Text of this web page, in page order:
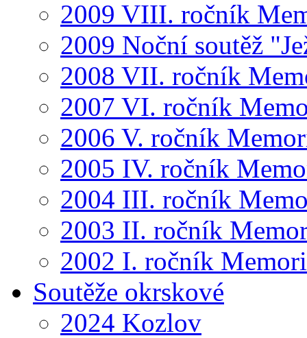
2009 VIII. ročník
2009 Noční soutěž
2008 VII. ročník
2007 VI. ročník
2006 V. ročník
2005 IV. ročník
2004 III. ročník
2003 II. ročník
2002 I. ročník
Soutěže okrskové
2024 Kozlov